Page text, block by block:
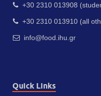
+30 2310 013908
+30 2310 013910 (all
info@food.ihu.gr
Quick Links